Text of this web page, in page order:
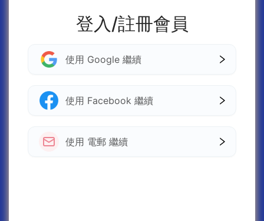
登入/註冊會員
使用 Google 繼續
使用 Facebook 繼續
使用 電郵 繼續